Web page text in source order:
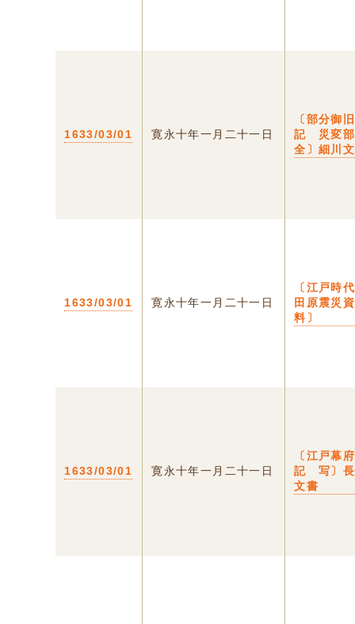
1633/03/01 寛永十年一月二十一日
〔部分御旧
記 災変
全〕細川
1633/03/01 寛永十年一月二十一日
〔江戸時
田原震災資
料〕
1633/03/01 寛永十年一月二十一日
〔江戸幕
記 写〕
文書